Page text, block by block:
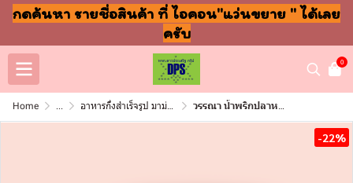
กดค้นหา รายชื่อสินค้า ที่ ไอคอน"แว่นขยาย " ได้เลย
ครับ
0
Home ... อาหารกึ่งสำเร็จรูป มาม่า ปลากระป๋อง วรรณา น้ำพริกปลาหมึก200กรัม (กระป๋อง)
-22%